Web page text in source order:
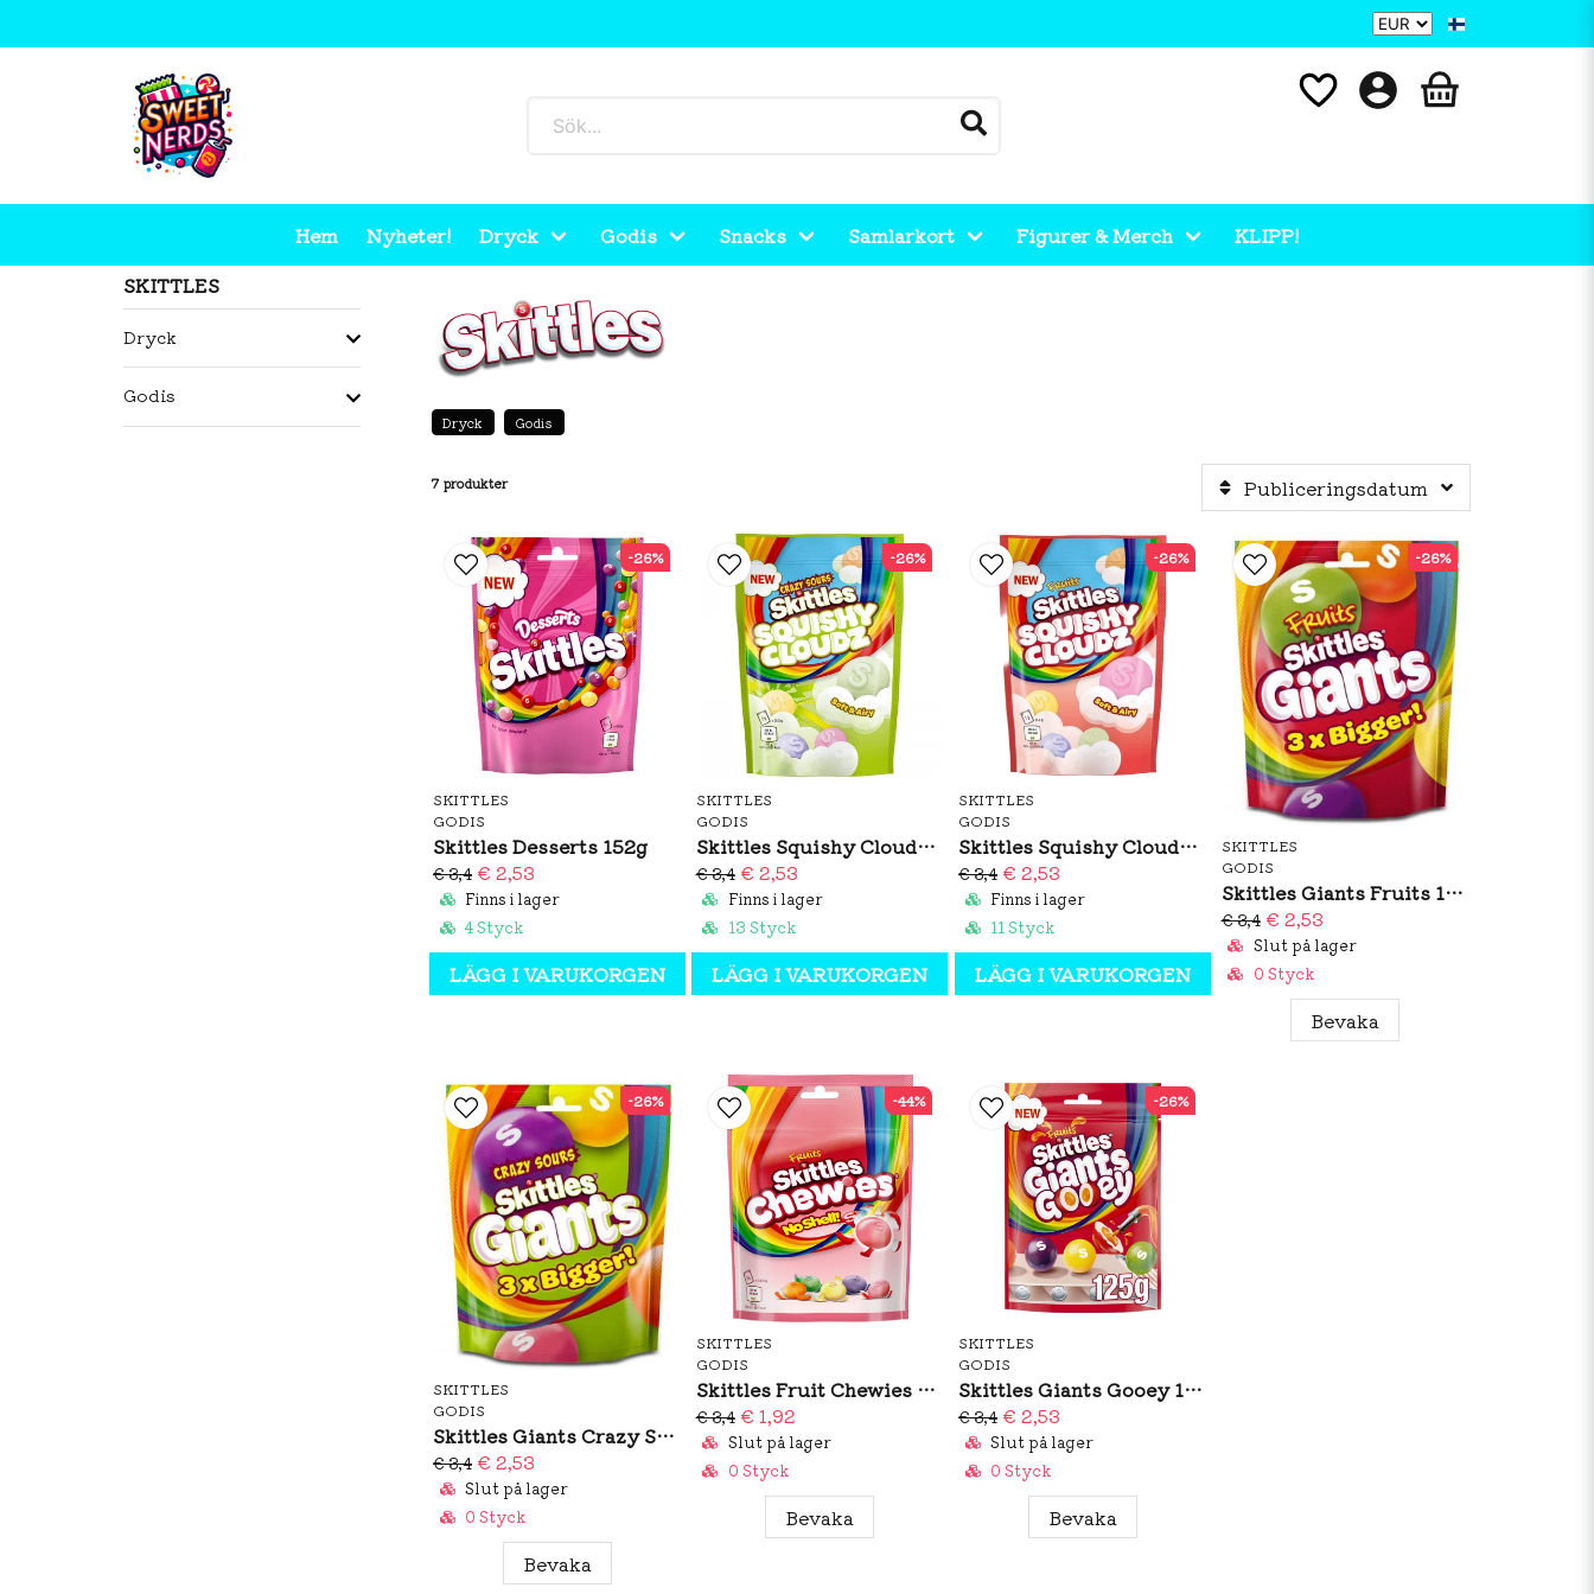
Hem Nyheter! Dryck Godis Snacks Samlarkort Figurer & Merch KLIPP!
SKITTLES
Dryck
Godis
Dryck Godis
7 produkter Publiceringsdatum
SKITTLES
GODIS
Skittles Desserts 152g
€ 3,4 € 2,53
Finns i lager
4 Styck
LÄGG I VARUKORGEN
-26%
SKITTLES
GODIS
Skittles Squishy Cloudz Sour 94g
€ 3,4 € 2,53
Finns i lager
13 Styck
LÄGG I VARUKORGEN
-26%
SKITTLES
GODIS
Skittles Squishy Clouds 94g
€ 3,4 € 2,53
Finns i lager
11 Styck
LÄGG I VARUKORGEN
-26%
SKITTLES
GODIS
Skittles Giants Fruits 132g
€ 3,4 € 2,53
Slut på lager
0 Styck
Bevaka
-26%
SKITTLES
GODIS
Skittles Giants Crazy Sours 132g
€ 3,4 € 2,53
Slut på lager
0 Styck
Bevaka
-26%
SKITTLES
GODIS
Skittles Fruit Chewies 137g
€ 3,4 € 1,92
Slut på lager
0 Styck
Bevaka
-44%
SKITTLES
GODIS
Skittles Giants Gooey 125g
€ 3,4 € 2,53
Slut på lager
0 Styck
Bevaka
-26%